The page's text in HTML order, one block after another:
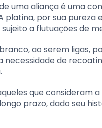
uma aliança é uma
platina, por sua
a flutuações de
ao serem ligas,
necessidade de
que consideram
prazo, dado seu